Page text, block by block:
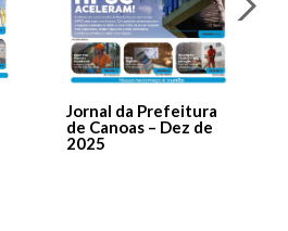
Jornal da Prefeitura
de Canoas – Dez de
2025